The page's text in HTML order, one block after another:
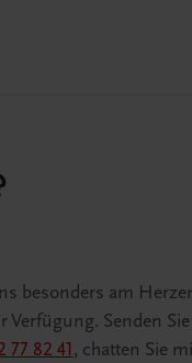
besonders am
Verfügung. Senden
77 82 41, chatten Sie